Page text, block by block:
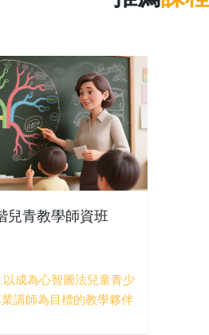
兒青教學師資班
以成為心智圖法兒童青少
講師為目標的教學夥伴